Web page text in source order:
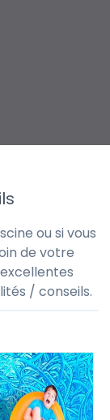
ou si vous
de votre
/ conseils.